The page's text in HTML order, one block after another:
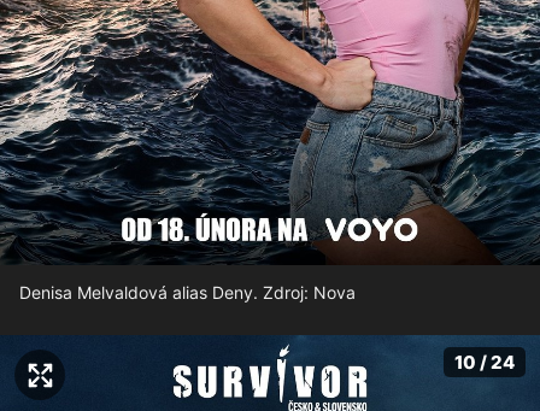
Denisa Melvaldová alias Deny. Zdroj: Nova
10 / 24